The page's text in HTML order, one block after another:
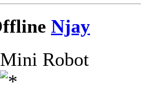
Njay
Mini Robot